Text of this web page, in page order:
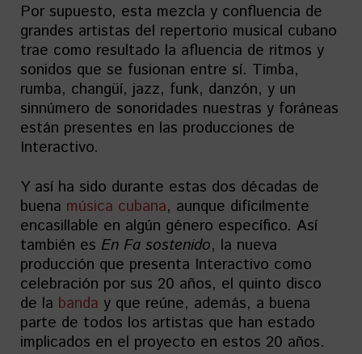
Por supuesto, esta mezcla y confluencia de
grandes artistas del repertorio musical cubano
trae como resultado la afluencia de ritmos y
sonidos que se fusionan entre sí. Timba,
rumba, changüí, jazz, funk, danzón, y un
sinnúmero de sonoridades nuestras y foráneas
están presentes en las producciones de
Interactivo.
Y así ha sido durante estas dos décadas de
buena música cubana, aunque difícilmente
encasillable en algún género específico. Así
también es En Fa sostenido, la nueva
producción que presenta Interactivo como
celebración por sus 20 años, el quinto disco
de la banda y que reúne, además, a buena
parte de todos los artistas que han estado
implicados en el proyecto en estos 20 años.